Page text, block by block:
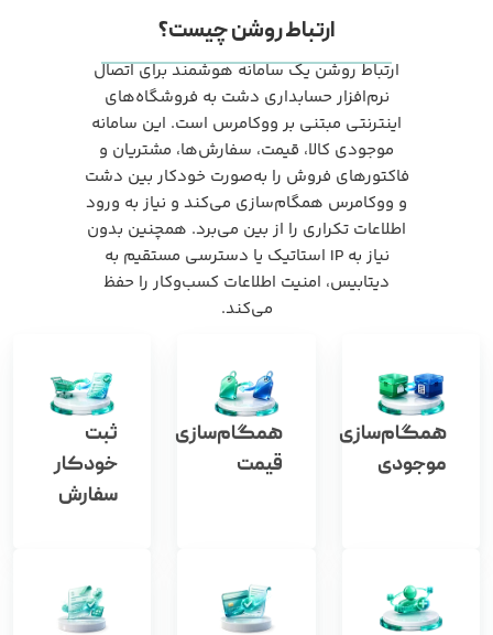
ارتباط روشن چیست؟
ارتباط روشن یک سامانه هوشمند برای اتصال
نرم‌افزار حسابداری دشت به فروشگاه‌های
اینترنتی مبتنی بر ووکامرس است. این سامانه
موجودی کالا، قیمت، سفارش‌ها، مشتریان و
فاکتورهای فروش را به‌صورت خودکار بین دشت
و ووکامرس همگام‌سازی می‌کند و نیاز به ورود
اطلاعات تکراری را از بین می‌برد. همچنین بدون
نیاز به IP استاتیک یا دسترسی مستقیم به
دیتابیس، امنیت اطلاعات کسب‌وکار را حفظ
می‌کند.
همگام‌سازی
موجودی
همگام‌سازی
قیمت
ثبت
خودکار
سفارش